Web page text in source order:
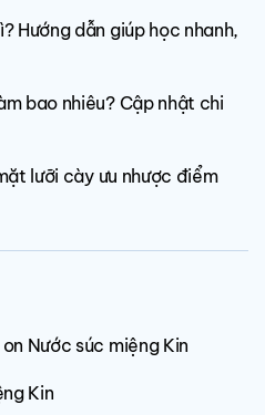
Hướng dẫn giúp học nhanh,
bao nhiêu? Cập nhật chi
lưỡi cày ưu nhược điểm
Nước súc miệng Kin
Kin